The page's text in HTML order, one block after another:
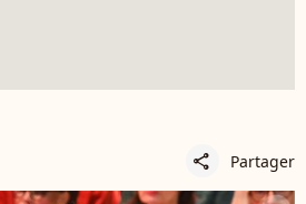
share Partager